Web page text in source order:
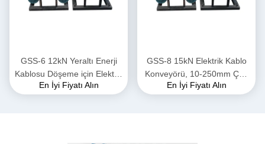
GSS-6 12kN Yeraltı Enerji
Kablosu Döşeme için Elektrik
Kablo Konveyörü
En İyi Fiyatı Alın
GSS-8 15kN Elektrik Kablo
Konveyörü, 10-250mm Çap
Aralığında Yeraltı Güç
En İyi Fiyatı Alın